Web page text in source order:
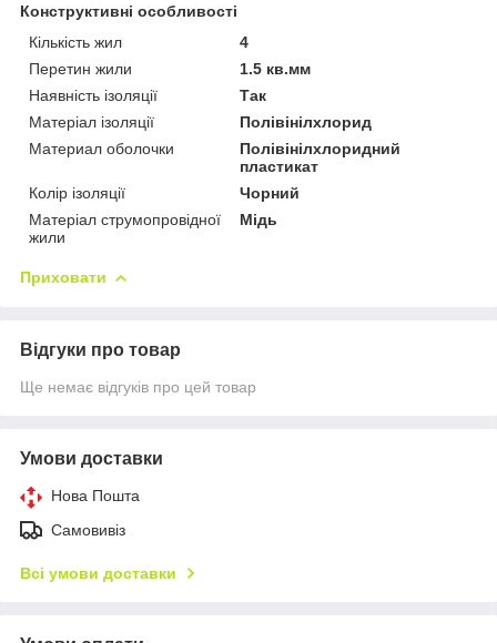
Конструктивні особливості
Кількість жил
4
Перетин жили
1.5 кв.мм
Наявність ізоляції
Так
Матеріал ізоляції
Полівінілхлорид
Материал оболочки
Полівінілхлоридний
пластикат
Колір ізоляції
Чорний
Матеріал струмопровідної
жили
Мідь
Приховати
Відгуки про товар
Ще немає відгуків про цей товар
Умови доставки
Нова Пошта
Самовивіз
Всі умови доставки